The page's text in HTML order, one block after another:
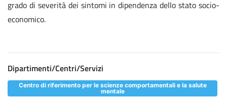
grado di severità dei sintomi in dipendenza dello stato socio-
economico.
Dipartimenti/Centri/Servizi
Centro di riferimento per le scienze comportamentali e la salute
mentale